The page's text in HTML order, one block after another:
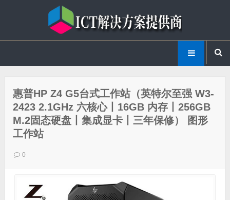
惠普HP Z4 G5台式工作站（英特尔至强 W3-
2423 2.1GHz 六核心丨16GB 内存丨256GB
M.2固态硬盘丨集成显卡丨三年保修） 图形
工作站
0